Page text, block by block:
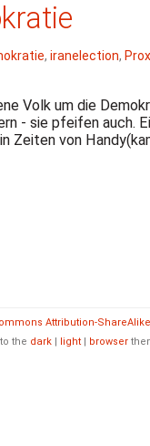
, iranelection,
Volk um die
- sie pfeifen auch.
Zeiten von
Attribution-ShareAlike
the dark light browser